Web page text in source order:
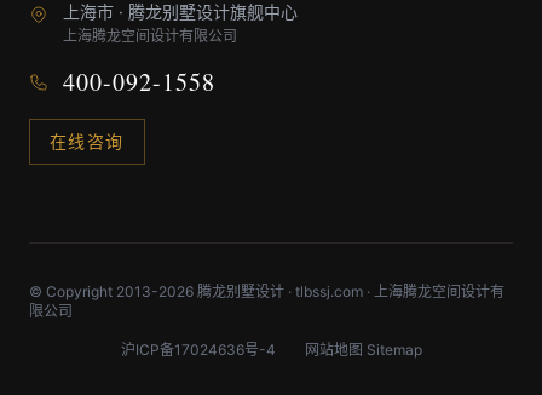
上海市 · 腾龙别墅设计旗舰中心
上海腾龙空间设计有限公司
400-092-1558
在线咨询
© Copyright 2013-2026 腾龙别墅设计 · tlbssj.com · 上海腾龙空间设计有
限公司
沪ICP备17024636号-4 网站地图 Sitemap